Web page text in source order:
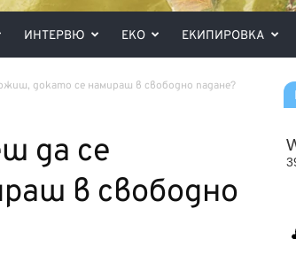
ИНТЕРВЮ ЕКО ЕКИПИРОВКА
докато се намираш в свободно падане?
да се
в свободно